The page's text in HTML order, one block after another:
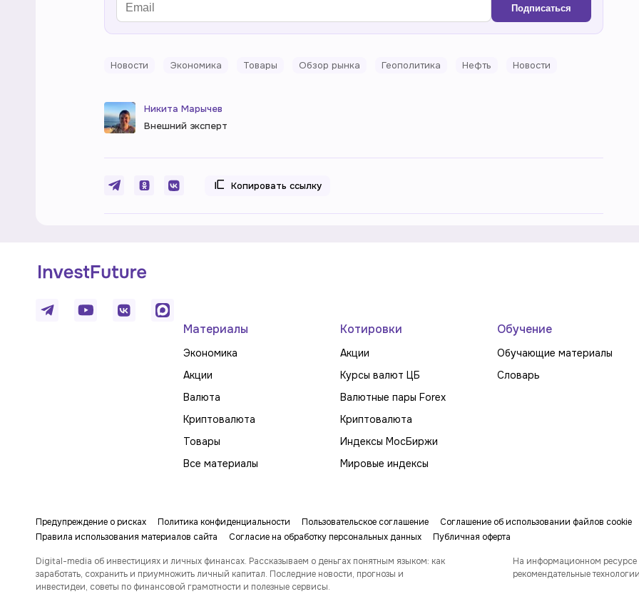
Подписаться
Новости Экономика Товары Обзор рынка Геополитика Нефть Новости
Никита Марычев
Внешний эксперт
Копировать ссылку
Материалы
Экономика
Акции
Валюта
Криптовалюта
Товары
Все материалы
Котировки
Акции
Курсы валют ЦБ
Валютные пары Forex
Криптовалюта
Индексы МосБиржи
Мировые индексы
Обучение
Обучающие материалы
Словарь
Предупреждение о рисках Политика конфиденциальности Пользовательское соглашение Соглашение об использовании файлов cookie
Правила использования материалов сайта
Согласие на обработку персональных данных Публичная оферта
Digital-media об инвестициях и личных финансах. Рассказываем о деньгах понятным языком: как
заработать, сохранить и приумножить личный капитал. Последние новости, прогнозы и
инвестидеи, советы по финансовой грамотности и полезные сервисы.
На информационном ресурсе
рекомендательные технологии